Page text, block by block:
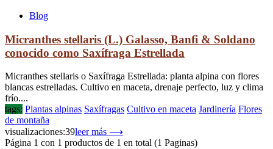
Blog
Micranthes stellaris (L.) Galasso, Banfi & Soldano
conocido como Saxífraga Estrellada
Micranthes stellaris o Saxífraga Estrellada: planta alpina con flores
blancas estrelladas. Cultivo en maceta, drenaje perfecto, luz y clima
frío....
tags: Plantas alpinas Saxífragas Cultivo en maceta Jardinería Flores
de montaña
visualizaciones:39leer más ⟶
Página 1 con 1 productos de 1 en total (1 Paginas)